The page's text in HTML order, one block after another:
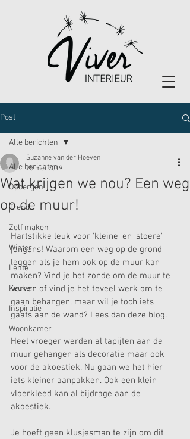
Post
Alle berichten
Opbergen
Trend
Zelf maken
Winter
Lente
Keuken
Inspiratie
Woonkamer
Alle berichten
Wat krijgen we nou? Een weg
op de muur!
Suzanne van der Hoeven
25 mei 2019
Hartstikke leuk voor 'kleine' en 'stoere'
jongens! Waarom een weg op de grond
leggen als je hem ook op de muur kan
maken? Vind je het zonde om de muur te
verven of vind je het teveel werk om te
gaan behangen, maar wil je toch iets
gaafs aan de wand? Lees dan deze blog.
Heel vroeger werden al tapijten aan de
muur gehangen als decoratie maar ook
voor de akoestiek. Nu gaan we het hier
iets kleiner aanpakken. Ook een klein
vloerkleed kan al bijdrage aan de
akoestiek.
Je hoeft geen klusjesman te zijn om dit